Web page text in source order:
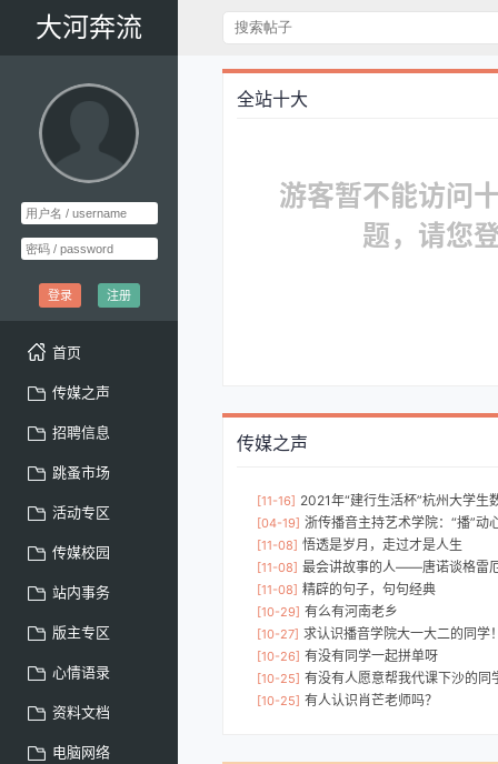
大河奔流
登录 注册
首页
传媒之声
招聘信息
跳蚤市场
活动专区
传媒校园
站内事务
版主专区
心情语录
资料文档
电脑网络
全站十大
游客暂不能访问
题，请您
传媒之声
[11-16] 2021年“建行生活杯”杭州大学生数智大赛来啦！最高赢取6000元激励！
[04-19] 浙传播音主持艺术学院：“播”动
[11-08] 悟透是岁月，走过才是人生
[11-08] 最会讲故事的人——唐诺谈格雷
[11-08] 精辟的句子，句句经典
[10-29] 有么有河南老乡
[10-27] 求认识播音学院大一大二的同学
[10-26] 有没有同学一起拼单呀
[10-25] 有没有人愿意帮我代课下沙的同学。男生
[10-25] 有人认识肖芒老师吗？